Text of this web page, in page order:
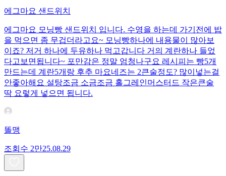
에그마요 샌드위치
에그마요 모닝빵 샌드위치 입니다. 수영을 하는데 가기전에 밥
을 먹으면 좀 무겁더라고요~ 모닝빵하나에 내용물이 많아보
이죠? 저거 하나에 두유하나 먹고갑니다 거의 계란하나 들었
다고보면됩니다~ 포만감은 정말 엄청나구요 레시피는 빵5개
만드는데 계란5개랑 후추 마요네즈는 2큰술정도? 많이넣는걸
안좋아해요 설탕조금 소금조금 홀그레인머스터드 작은큰술
딱 요렇게 넣으면 됩니다.
똘맹
조회수 2만25.08.29